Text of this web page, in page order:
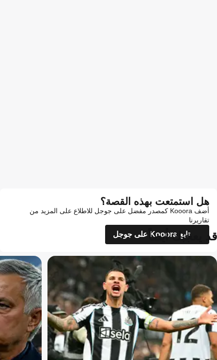
هل استمتعت بهذه القصة؟
أضف Kooora كمصدر مفضل على جوجل للاطلاع على المزيد من
تقاريرنا
تابع Kooora على جوجل
قد يعجبك أيضاً